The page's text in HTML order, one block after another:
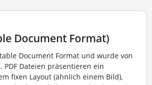
Document Format)
Document Format und wurde von
PDF Dateien präsentieren ein
fixen Layout (ähnlich einem Bild),